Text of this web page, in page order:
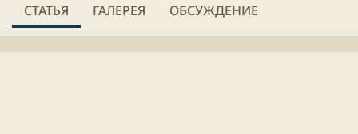
у
СТАТЬЯ ГАЛЕРЕЯ ОБСУЖДЕНИЕ